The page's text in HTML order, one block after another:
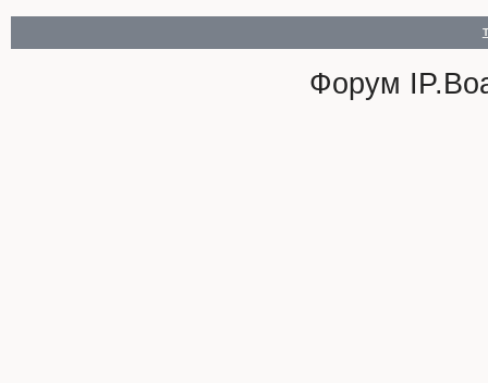
Форум